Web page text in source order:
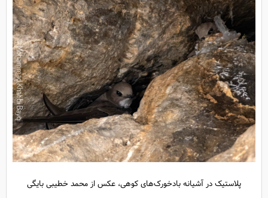
پلاستیک در آشیانه بادخورک‌های کوهی، عکس از محمد خطیبی بایگی